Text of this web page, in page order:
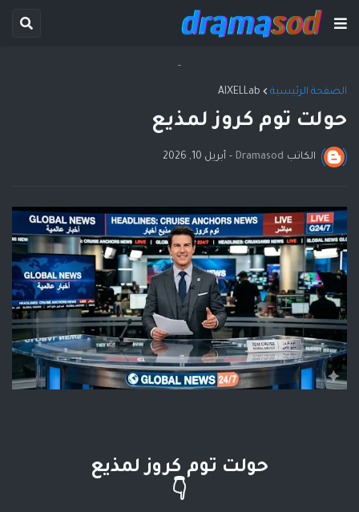
-
الصفحة الرئيسية AIXELLab
حولت توم كروز لمذيع
الكاتب Dramasod
- أبريل 10, 2026
حولت توم كروز لمذيع
👇